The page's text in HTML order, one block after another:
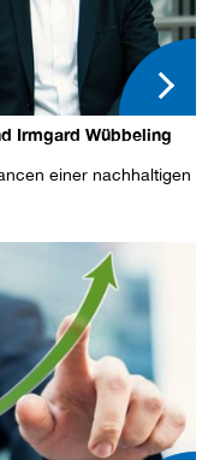
Irmgard Wübbeling
einer nachhaltigen